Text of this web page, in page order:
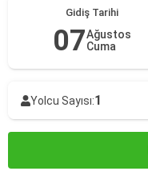
Gidiş Tarihi
07Ağustos
Cuma
Yolcu Sayısı:1